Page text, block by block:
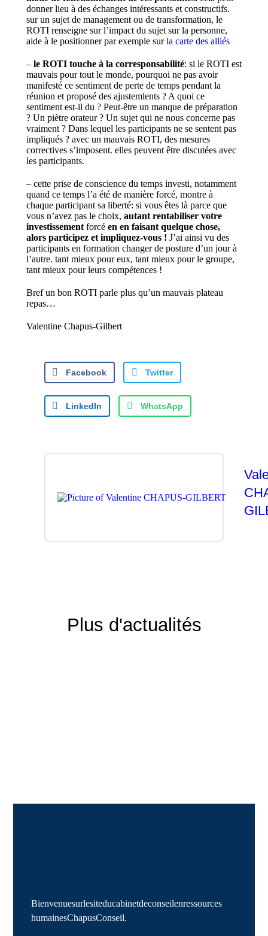
donner lieu à des échanges intéressants et constructifs.
sur un sujet de management ou de transformation, le
ROTI renseigne sur l’impact du sujet sur la personne,
aide à le positionner par exemple surla carte des alliés
– le ROTI touche à la corresponsabilité: si le ROTI est
mauvais pour tout le monde, pourquoi ne pas avoir
manifesté ce sentiment de perte de temps pendant la
réunion et proposé des ajustemlents ? A quoi ce
sentiment est-il du ? Peut-être un manque de préparation
? Un piètre orateur ? Un sujet qui ne nous concerne pas
vraiment ? Dans lequel les participants ne se sentent pas
impliqués ? avec un mauvais ROTI, des mesures
correctives s’imposent. elles peuvent être discutées avec
les participants.
– cette prise de conscience du temps investi, notamment
quand ce temps l’a été de manière forcé, montre à
chaque participant sa liberté: si vous êtes là parce que
vous n’avez pas le choix, autant rentabiliser votre
investissement forcé en en faisant quelque chose,
alors participez et impliquez-vous ! J’ai ainsi vu des
participants en formation changer de posture d’un jour à
l’autre. tant mieux pour eux, tant mieux pour le groupe,
tant mieux pour leurs compétences !
Bref un bon ROTI parle plus qu’un mauvais plateau
repas…
Valentine Chapus-Gilbert
Facebook Twitter
LinkedIn WhatsApp
Plus d'actualités
Bienvenue sur le site du cabinet de conseil en ressources
humaines Chapus Conseil.